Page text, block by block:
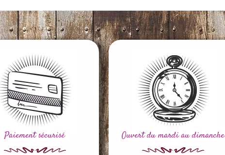
Paiement sécurisé Ouvert du mardi au dimanche